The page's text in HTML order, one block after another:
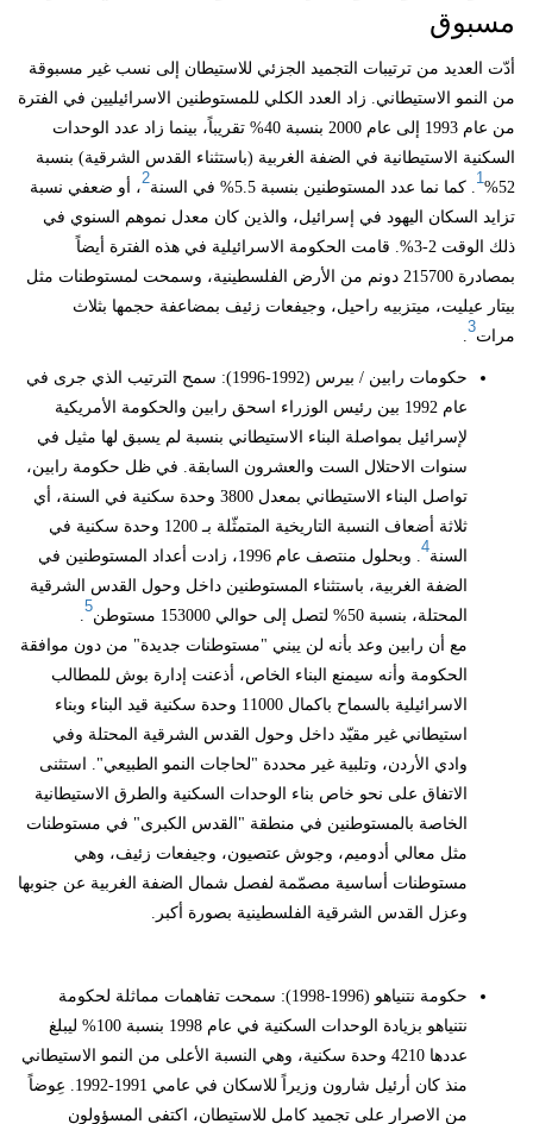
مسبوق
أدّت العديد من ترتيبات التجميد الجزئي للاستيطان إلى نسب غير مسبوقة
من النمو الاستيطاني. زاد العدد الكلي للمستوطنين الاسرائيليين في الفترة
من عام 1993 إلى عام 2000 بنسبة 40% تقريباً، بينما زاد عدد الوحدات
السكنية الاستيطانية في الضفة الغربية (باستثناء القدس الشرقية) بنسبة
52%
1
. كما نما عدد المستوطنين بنسبة 5.5% في السنة
2
، أو ضعفي نسبة
تزايد السكان اليهود في إسرائيل، والذين كان معدل نموهم السنوي في
ذلك الوقت 2-3%. قامت الحكومة الاسرائيلية في هذه الفترة أيضاً
بمصادرة 215700 دونم من الأرض الفلسطينية، وسمحت لمستوطنات مثل
بيتار عيليت، ميتزبيه راحيل، وجيفعات زئيف بمضاعفة حجمها بثلاث
مرات
3
حكومات رابين / بيرس (1992-1996): سمح الترتيب الذي جرى في
عام 1992 بين رئيس الوزراء اسحق رابين والحكومة الأمريكية
لإسرائيل بمواصلة البناء الاستيطاني بنسبة لم يسبق لها مثيل في
سنوات الاحتلال الست والعشرون السابقة. في ظل حكومة رابين،
تواصل البناء الاستيطاني بمعدل 3800 وحدة سكنية في السنة، أي
ثلاثة أضعاف النسبة التاريخية المتمثّلة بـ 1200 وحدة سكنية في
السنة
4
. وبحلول منتصف عام 1996، زادت أعداد المستوطنين في
الضفة الغربية، باستثناء المستوطنين داخل وحول القدس الشرقية
المحتلة، بنسبة 50% لتصل إلى حوالي 153000 مستوطن
5
مع أن رابين وعد بأنه لن يبني "مستوطنات جديدة" من دون موافقة
الحكومة وأنه سيمنع البناء الخاص، أذعنت إدارة بوش للمطالب
الاسرائيلية بالسماح باكمال 11000 وحدة سكنية قيد البناء وبناء
استيطاني غير مقيّد داخل وحول القدس الشرقية المحتلة وفي
وادي الأردن، وتلبية غير محددة "لحاجات النمو الطبيعي". استثنى
الاتفاق على نحو خاص بناء الوحدات السكنية والطرق الاستيطانية
الخاصة بالمستوطنين في منطقة "القدس الكبرى" في مستوطنات
مثل معالي أدوميم، وجوش عتصيون، وجيفعات زئيف، وهي
مستوطنات أساسية مصمّمة لفصل شمال الضفة الغربية عن جنوبها
وعزل القدس الشرقية الفلسطينية بصورة أكبر.
حكومة نتنياهو (1996-1998): سمحت تفاهمات مماثلة لحكومة
نتنياهو بزيادة الوحدات السكنية في عام 1998 بنسبة 100% ليبلغ
عددها 4210 وحدة سكنية، وهي النسبة الأعلى من النمو الاستيطاني
منذ كان أرئيل شارون وزيراً للاسكان في عامي 1991-1992. عِوضاً
من الاصرار على تجميد كامل للاستيطان، اكتفى المسؤولون